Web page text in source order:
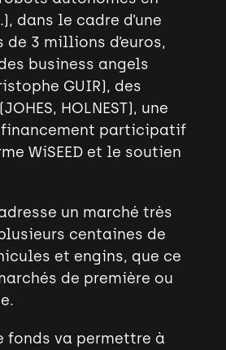
dans le cadre d’une
de 3 millions d’euros,
business angels
GUIR), des
HOLNEST), une
financement participatif
WiSEED et le soutien
adresse un marché très
centaines de
et engins, que ce
de première ou
fonds va permettre à